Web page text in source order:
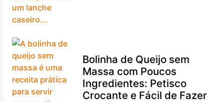
Bolinha de Queijo sem
Massa com Poucos
Ingredientes: Petisco
Crocante e Fácil de Fazer